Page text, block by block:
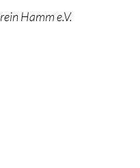
Hamm e.V.